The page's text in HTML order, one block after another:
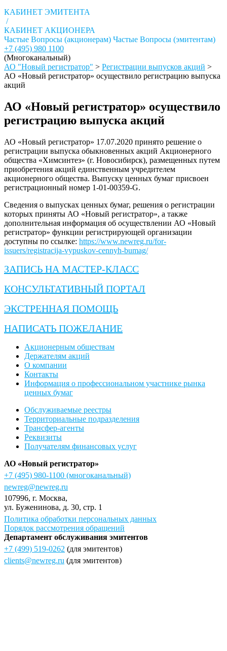
КАБИНЕТ ЭМИТЕНТА
/
КАБИНЕТ АКЦИОНЕРА
Частые Вопросы (акционерам) Частые Вопросы (эмитентам)
+7 (495) 980 1100
(Многоканальный)
АО "Новый регистратор" > Регистрации выпусков акций >
АО «Новый регистратор» осуществило регистрацию выпуска
акций
АО «Новый регистратор» осуществило
регистрацию выпуска акций
АО «Новый регистратор» 17.07.2020 принято решение о
регистрации выпуска обыкновенных акций Акционерного
общества «Химсинтез» (г. Новосибирск), размещенных путем
приобретения акций единственным учредителем
акционерного общества. Выпуску ценных бумаг присвоен
регистрационный номер 1-01-00359-G.
Сведения о выпусках ценных бумаг, решения о регистрации
которых приняты АО «Новый регистратор», а также
дополнительная информация об осуществлении АО «Новый
регистратор» функции регистрирующей организации
доступны по ссылке: https://www.newreg.ru/for-
issuers/registracija-vypuskov-cennyh-bumag/
ЗАПИСЬ НА МАСТЕР-КЛАСС
КОНСУЛЬТАТИВНЫЙ ПОРТАЛ
ЭКСТРЕННАЯ ПОМОЩЬ
НАПИСАТЬ ПОЖЕЛАНИЕ
Акционерным обществам
Держателям акций
О компании
Контакты
Информация о профессиональном участнике рынка
ценных бумаг
Обслуживаемые реестры
Территориальные подразделения
Трансфер-агенты
Реквизиты
Получателям финансовых услуг
АО «Новый регистратор»
+7 (495) 980-1100 (многоканальный)
newreg@newreg.ru
107996, г. Москва,
ул. Буженинова, д. 30, стр. 1
Политика обработки персональных данных
Порядок рассмотрения обращений
Департамент обслуживания эмитентов
+7 (499) 519-0262 (для эмитентов)
clients@newreg.ru (для эмитентов)